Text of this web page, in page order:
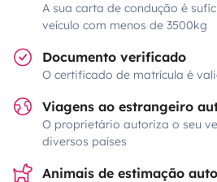
A sua carta de condução é
veículo com menos de 3500kg
Documento verificado
O certificado de matrícula é
Viagens ao estrangeiro
O proprietário autoriza o seu
diversos países
Animais de estimação